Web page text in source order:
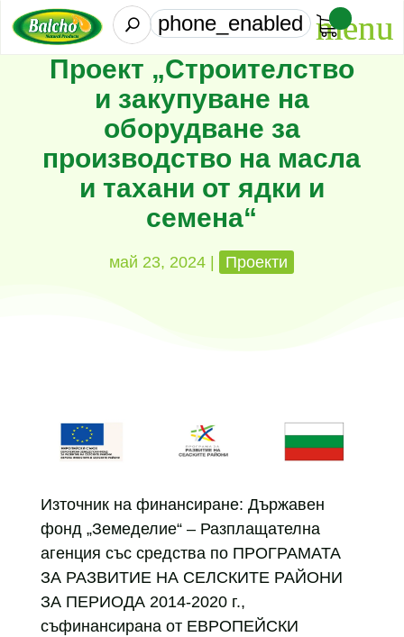
phone_enabled
U
Проект „Строителство
и закупуване на
оборудване за
производство на масла
и тахани от ядки и
семена“
май 23, 2024 Проекти
Източник на финансиране: Държавен
фонд „Земеделие“ – Разплащателна
агенция със средства по ПРОГРАМАТА
ЗА РАЗВИТИЕ НА СЕЛСКИТЕ РАЙОНИ
ЗА ПЕРИОДА 2014-2020 г.,
съфинансирана от ЕВРОПЕЙСКИ